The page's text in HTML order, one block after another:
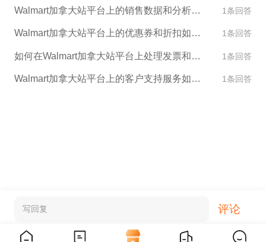
Walmart加拿大站平台上的销售数据和分析功能是什么？ 1条回答
Walmart加拿大站平台上的优惠券和折扣如何使用？ 1条回答
如何在Walmart加拿大站平台上处理发票和税收问题？ 1条回答
Walmart加拿大站平台上的客户支持服务如何运作？ 1条回答
写回复 评论